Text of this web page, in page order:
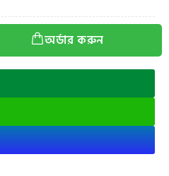
অর্ডার করুন